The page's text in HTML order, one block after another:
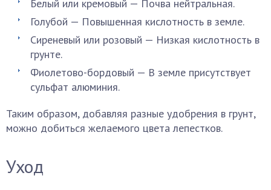
Белый или кремовый — Почва нейтральная.
Голубой — Повышенная кислотность в земле.
Сиреневый или розовый — Низкая кислотность в
грунте.
Фиолетово-бордовый — В земле присутствует
сульфат алюминия.
Таким образом, добавляя разные удобрения в грунт,
можно добиться желаемого цвета лепестков.
Уход